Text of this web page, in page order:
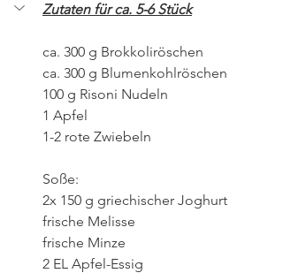
Zutaten für ca. 5-6 Stück
ca. 300 g Brokkoliröschen
ca. 300 g Blumenkohlröschen
100 g Risoni Nudeln
1 Apfel
1-2 rote Zwiebeln
Soße:
2x 150 g griechischer Joghurt
frische Melisse
frische Minze
2 EL Apfel-Essig